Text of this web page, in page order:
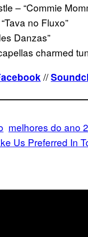
– “Commie
no Fluxo”
Danzas”
charmed
//
melhores do ano
Us Preferred In